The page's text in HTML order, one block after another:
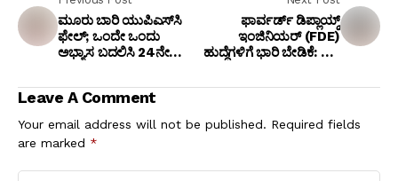
ಮೂರು ಬಾರಿ ಯುಪಿಎಸ್‌ಸಿ
ಫೇಲ್; ಒಂದೇ ಒಂದು
ಅಭ್ಯಾಸ ಬದಲಿಸಿ 24ನೇ
ಅಧಿಕಾರಿಯಾದ ನೇಹಾ
ಬ್ಯಾಡ್ವಾಲ್!
ಫಾರ್ವರ್ಡ್ ಡಿಪ್ಲಾಯ್ಡ್
ಇಂಜಿನಿಯರ್ (FDE)
ಹುದ್ದೆಗಳಿಗೆ ಭಾರಿ ಬೇಡಿಕೆ: ಐಟಿ
Leave A Comment
Your email address will not be published. Required fields
are marked *